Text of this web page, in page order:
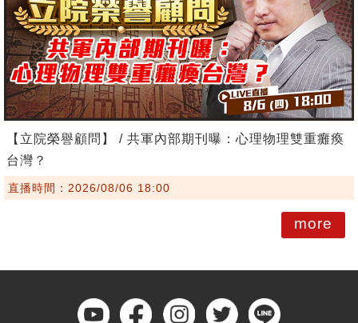
【立院榮譽顧問】 / 共軍內部期刊曝：心理物理雙重癱瘓
台灣？
直播時間：2026/08/06 18:00
more